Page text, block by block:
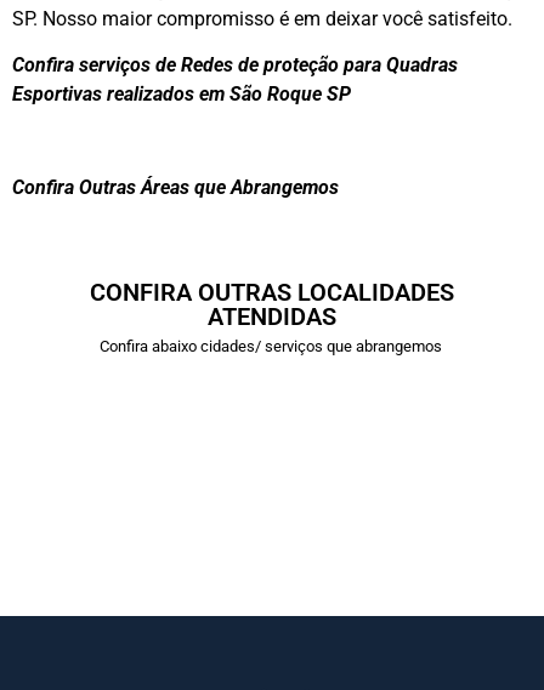
SP. Nosso maior compromisso é em deixar você satisfeito.
Confira serviços de Redes de proteção para Quadras
Esportivas realizados em São Roque SP
Confira Outras Áreas que Abrangemos
CONFIRA OUTRAS LOCALIDADES
ATENDIDAS
Confira abaixo cidades/ serviços que abrangemos